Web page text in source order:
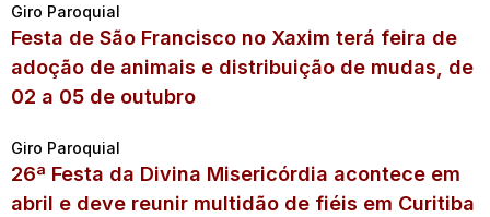
Giro Paroquial
Festa de São Francisco no Xaxim terá feira de
adoção de animais e distribuição de mudas, de
02 a 05 de outubro
Giro Paroquial
26ª Festa da Divina Misericórdia acontece em
abril e deve reunir multidão de fiéis em Curitiba